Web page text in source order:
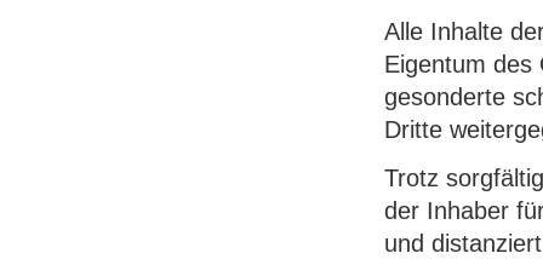
Alle Inhalte
Eigentum des
gesonderte
Dritte
Trotz
der Inhaber
und